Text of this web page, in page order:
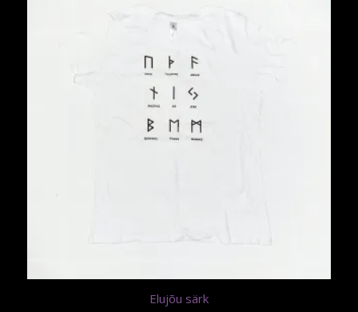
Elujõu särk